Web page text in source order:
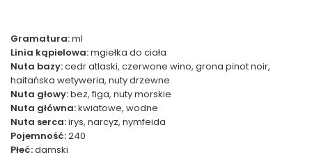
Gramatura:ml
Linia kąpielowa:mgiełka do ciała
Nuta bazy:cedr atlaski, czerwone wino, grona pinot noir,
haitańska wetyweria, nuty drzewne
Nuta głowy:bez, figa, nuty morskie
Nuta główna:kwiatowe, wodne
Nuta serca:irys, narcyz, nymfeida
Pojemność:240
Płeć:damski